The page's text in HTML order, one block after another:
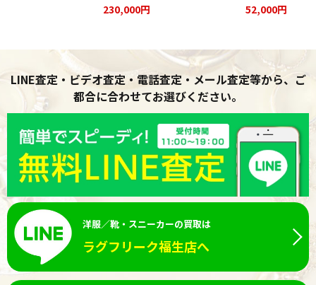
230,000円 52,000円
LINE査定・ビデオ査定・電話査定・メール査定等から、ご
都合に合わせてお選びください。
洋服／靴・スニーカーの買取は
ラグフリーク福生店へ